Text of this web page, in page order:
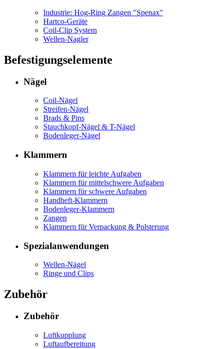
Industrie: Hog-Ring Zangen "Spenax"
Hartco-Geräte
Coil-Clip System
Wellen-Nagler
Befestigungselemente
Nägel
Coil-Nägel
Streifen-Nägel
Brads & Pins
Stauchkopf-Nägel & T-Nägel
Bodenleger-Nägel
Klammern
Klammern für leichte Aufgaben
Klammern für mittelschwere Aufgaben
Klammern für schwere Aufgaben
Handheft-Klammern
Bodenleger-Klammern
Zangen
Klammern für Verpackung & Polsterung
Spezialanwendungen
Wellen-Nägel
Ringe und Clips
Zubehör
Zubehör
Luftkupplung
Luftaufbereitung